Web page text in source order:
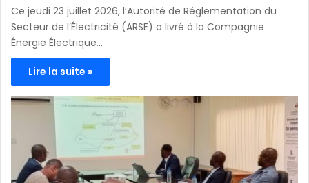
Ce jeudi 23 juillet 2026, l’Autorité de Réglementation du
Secteur de l’Électricité (ARSE) a livré à la Compagnie
Énergie Électrique…
Lire la suite »